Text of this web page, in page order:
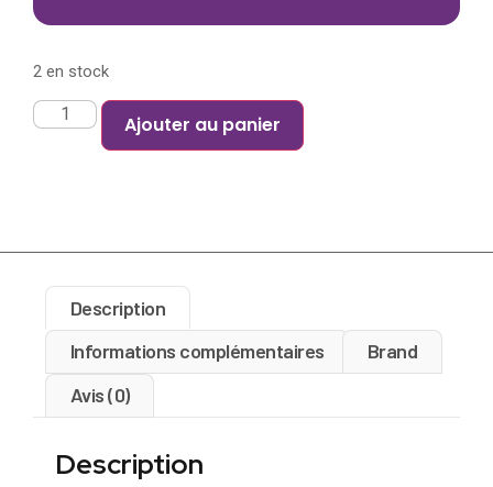
2 en stock
Ajouter au panier
Description
Informations complémentaires
Brand
Avis (0)
Description